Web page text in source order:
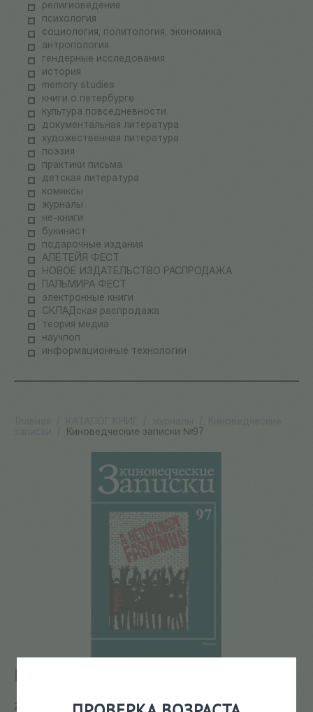
религиоведение
психология
социология, политология, экономика
антропология
гендерные исследования
история
memory studies
книги о петербурге
культура повседневности
документальная литература
художественная литература
поэзия
практики письма
детская литература
комиксы
журналы
не-книги
букинист
подарочные издания
АЛЕТЕЙЯ ФЕСТ
НОВОЕ ИЗДАТЕЛЬСТВО РАСПРОДАЖА
ПАЛЬМИРА ФЕСТ
электронные книги
СКЛАДская распродажа
теория медиа
научпоп
информационные технологии
Киноведческие записки №97
Киноведческие записки №97
226